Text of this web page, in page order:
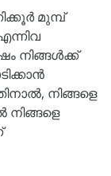
മുമ്പ്
നിങ്ങൾക്ക്
നിങ്ങളെ
നിങ്ങളെ